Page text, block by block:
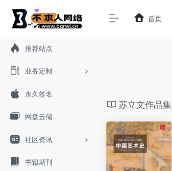
推荐站点
业务定制
永久签名
网盘云储
社区资讯
书籍期刊
首页
苏立文作品集